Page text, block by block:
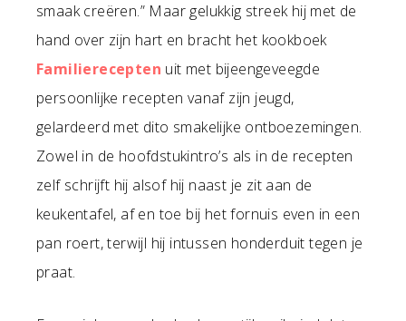
smaak creëren.” Maar gelukkig streek hij met de
hand over zijn hart en bracht het kookboek
Familierecepten uit met bijeengeveegde
persoonlijke recepten vanaf zijn jeugd,
gelardeerd met dito smakelijke ontboezemingen.
Zowel in de hoofdstukintro’s als in de recepten
zelf schrijft hij alsof hij naast je zit aan de
keukentafel, af en toe bij het fornuis even in een
pan roert, terwijl hij intussen honderduit tegen je
praat.